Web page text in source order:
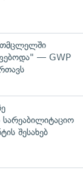
— GWP
სარეაბილიტაციო
შესახებ